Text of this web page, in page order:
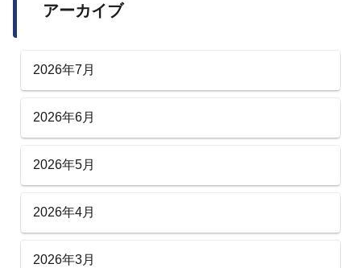
アーカイブ
2026年7月
2026年6月
2026年5月
2026年4月
2026年3月